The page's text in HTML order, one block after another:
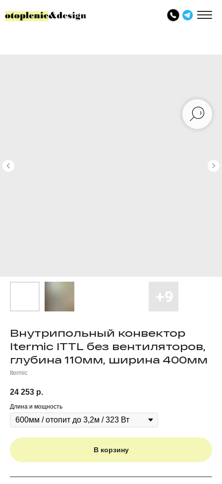
Внутрипольный конвектор
Itermic ITTL без вентиляторов,
глубина 110мм, ширина 400мм
Itermic
24 253 р.
Длина и мощность
В корзину